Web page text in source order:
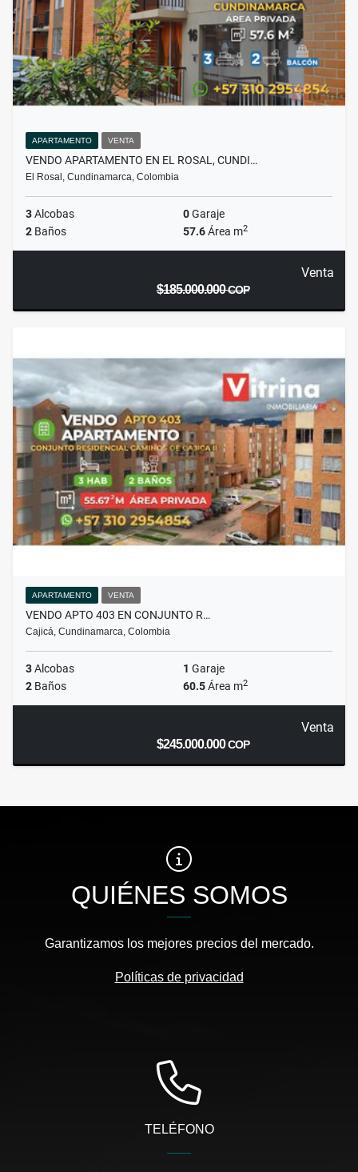
APARTAMENTO VENTA
VENDO APARTAMENTO EN EL ROSAL, CUNDI…
El Rosal, Cundinamarca, Colombia
3Alcobas 0Garaje
2 Baños 57.6Área m2
Venta
$185.000.000COP
APARTAMENTO VENTA
VENDO APTO 403 EN CONJUNTO R…
Cajicá, Cundinamarca, Colombia
3Alcobas 1 Garaje
2 Baños 60.5Área m2
Venta
$245.000.000COP
QUIÉNES SOMOS
Garantizamos los mejores precios del mercado.
Políticas de privacidad
TELÉFONO